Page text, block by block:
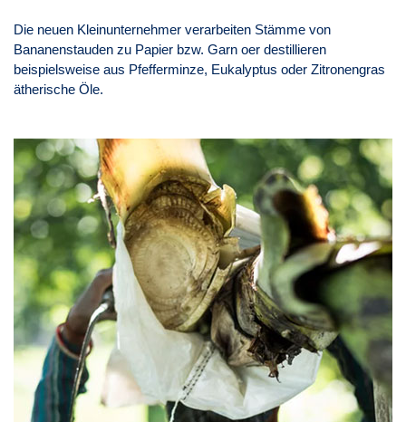
Die neuen Kleinunternehmer verarbeiten Stämme von
Bananenstauden zu Papier bzw. Garn oer destillieren
beispielsweise aus Pfefferminze, Eukalyptus oder Zitronengras
ätherische Öle.